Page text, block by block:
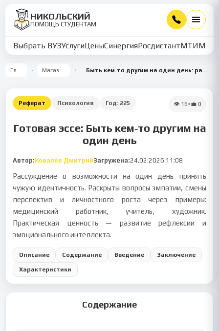
НИКОЛЬСКИЙ
ПОМОЩЬ СТУДЕНТАМ
Выбрать ВУЗУслугиЦеныСинергияРосдистантМТИММУ
Главная Магазин работ Быть кем‑то другим на один день: размышления об эмпатии и саморазвитии
Реферат Психология Год: 225 👁 16•💼 0
Готовая эссе: Быть кем‑то другим на
один день
Автор:Ковалёв ДмитрийЗагружена:24.02.2026 11:08
Рассуждение о возможности на один день принять
чужую идентичность. Раскрыты вопросы эмпатии, смены
перспектив и личностного роста через примеры:
медицинский работник, учитель, художник.
Практическая ценность — развитие рефлексии и
эмоционального интеллекта.
Описание Содержание Введение Заключение
Характеристики
Содержание